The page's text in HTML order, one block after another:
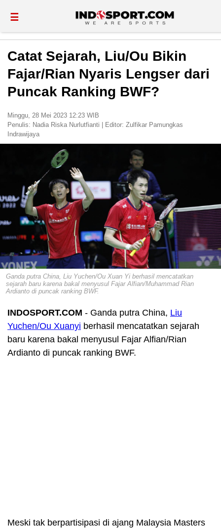
☰
Catat Sejarah, Liu/Ou Bikin
Fajar/Rian Nyaris Lengser dari
Puncak Ranking BWF?
Minggu, 28 Mei 2023 12:23 WIB
Penulis: Nadia Riska Nurlutfianti Editor: Zulfikar Pamungkas
Indrawijaya
Ganda putra China, Liu Yuchen/Ou Xuan Yi berhasil mencatatkan
sejarah baru karena bakal menyusul Fajar Alfian/Muhammad Rian
Ardianto di puncak ranking BWF.
INDOSPORT.COM - Ganda putra China, Liu
Yuchen/Ou Xuanyi berhasil mencatatkan sejarah
baru karena bakal menyusul Fajar Alfian/Rian
Ardianto di puncak ranking BWF.
Meski tak berpartisipasi di ajang Malaysia Masters